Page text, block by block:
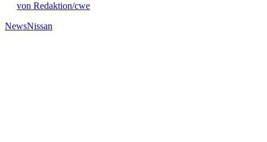
von Redaktion/cwe
NewsNissan